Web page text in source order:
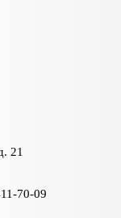
21
70-09